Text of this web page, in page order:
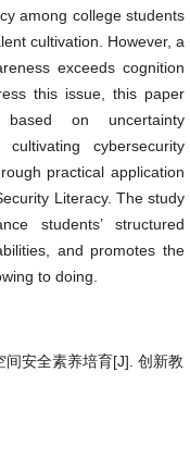
among college students
cultivation. However, a
exceeds cognition
this issue, this paper
on uncertainty
cybersecurity
practical application
Literacy. The study
students’ structured
and promotes the
to doing.
安全素养培育[J]. 创新教